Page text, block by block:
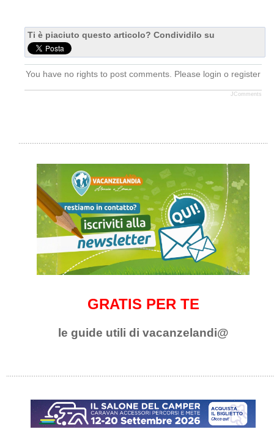
Ti è piaciuto questo articolo? Condividilo su
You have no rights to post comments. Please login o register
JComments
GRATIS PER TE
le guide utili di vacanzelandi@